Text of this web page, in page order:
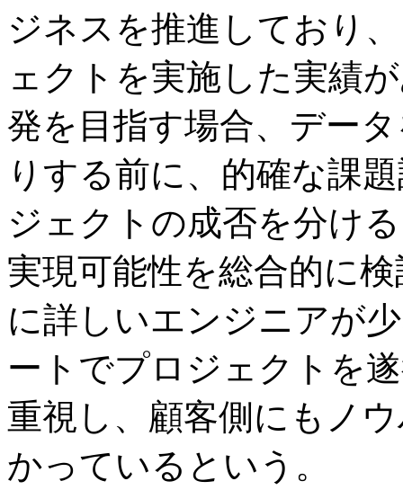
ジネスを推進しており
ェクトを実施した実績
発を目指す場合、デー
りする前に、的確な課
ジェクトの成否を分け
実現可能性を総合的に
に詳しいエンジニアが
ートでプロジェクトを
重視し、顧客側にもノ
かっているという。